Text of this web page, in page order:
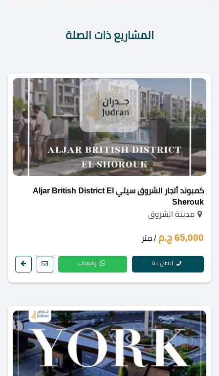
المشاريع ذات الصلة
كمبوند ألجار الشروق سيتي Aljar British District El
Sherouk
مدينة الشروق
65,000 ج.م / متر
اتصل بنا واتساب